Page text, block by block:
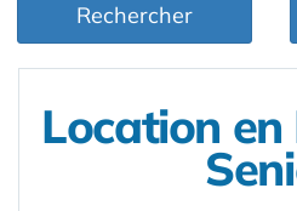
Rechercher
Location en